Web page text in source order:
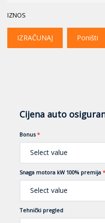
IZNOS
IZRAČUNAJ Poništi
Cijena auto
Bonus *
Select value
Snaga motora kW 100% premija *
Select value
Tehnički pregled